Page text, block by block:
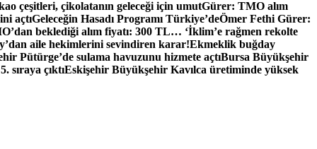
çeşitleri, çikolatanın geleceği için umutGürer: TMO alım
açtıGeleceğin Hasadı Programı Türkiye’deÖmer Fethi Gürer:
beklediği alım fiyatı: 300 TL… ‘İklim’e rağmen rekolte
aile hekimlerini sevindiren karar!Ekmeklik buğday
Pütürge’de sulama havuzunu hizmete açtıBursa Büyükşehir
sıraya çıktıEskişehir Büyükşehir Kavılca üretiminde yüksek